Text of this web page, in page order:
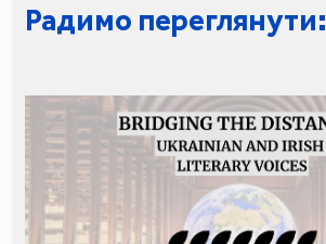
Радимо переглянути: